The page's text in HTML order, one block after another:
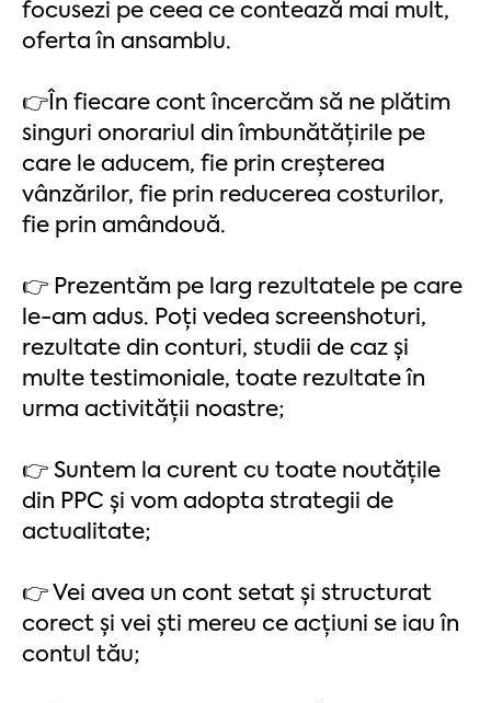
focusezi pe ceea ce contează mai mult,
oferta în ansamblu.
👉În fiecare cont încercăm să ne plătim
singuri onorariul din îmbunătățirile pe
care le aducem, fie prin creșterea
vânzărilor, fie prin reducerea costurilor,
fie prin amândouă.​​
👉 Prezentăm pe larg rezultatele pe care
le-am adus. Poți vedea screenshoturi,
rezultate din conturi, studii de caz și
multe testimoniale, toate rezultate în
urma activității noastre;​​
👉 Suntem la curent cu toate noutățile
din PPC și vom adopta strategii de
actualitate;
👉 Vei avea un cont setat și structurat
corect și vei ști mereu ce acțiuni se iau în
contul tău;